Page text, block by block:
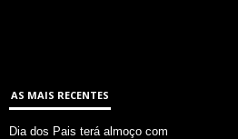
AS MAIS RECENTES
Dia dos Pais terá almoço com